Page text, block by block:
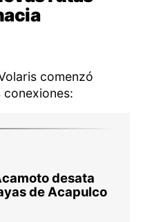
comenzó
conexiones:
desata
de Acapulco